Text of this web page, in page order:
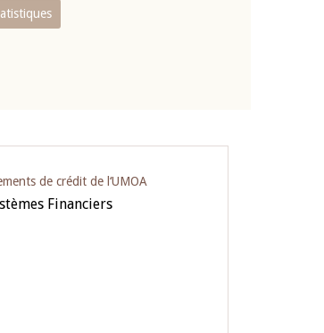
de crédit de l‘UMOA
Financiers